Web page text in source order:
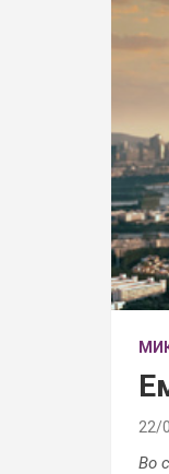
22/
Во